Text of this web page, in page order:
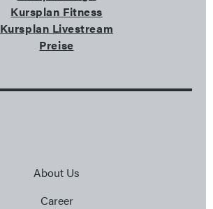
Kursplan Fitness
Kursplan Livestream
Preise
About Us
Career